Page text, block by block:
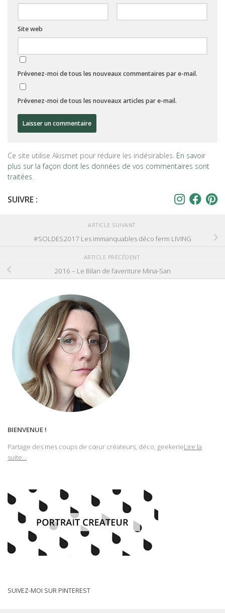
Site web
Prévenez-moi de tous les nouveaux commentaires par e-mail.
Prévenez-moi de tous les nouveaux articles par e-mail.
Ce site utilise Akismet pour réduire les indésirables. En savoir
plus sur la façon dont les données de vos commentaires sont
traitées.
SUIVRE :
ARTICLE SUIVANT
#SOLDES2017 Les immanquables déco ferm LIVING
ARTICLE PRÉCÉDENT
2016 – Le Bilan de l’aventure Mina-San
BIENVENUE !
Partage des mes coups de cœur créateurs, déco, geekerieLire la
suite...
SUIVEZ-MOI SUR PINTEREST